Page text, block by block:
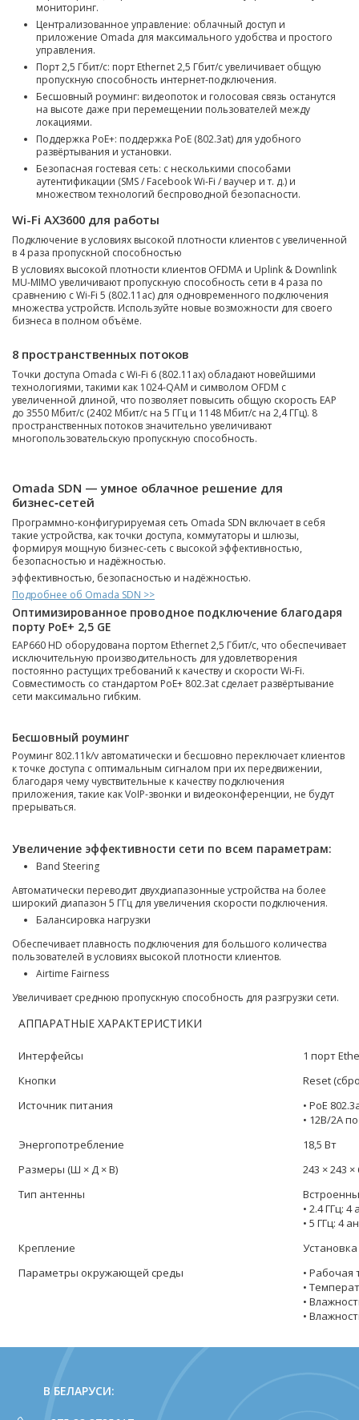
мониторинг.
Централизованное управление: облачный доступ и
приложение Omada для максимального удобства и простого
управления.
Порт 2,5 Гбит/с: порт Ethernet 2,5 Гбит/с увеличивает общую
пропускную способность интернет-подключения.
Бесшовный роуминг: видеопоток и голосовая связь останутся
на высоте даже при перемещении пользователей между
локациями.
Поддержка PoE+: поддержка PoE (802.3at) для удобного
развёртывания и установки.
Безопасная гостевая сеть: с несколькими способами
аутентификации (SMS / Facebook Wi-Fi / ваучер и т. д.) и
множеством технологий беспроводной безопасности.
Wi-Fi AX3600 для работы
Подключение в условиях высокой плотности клиентов с увеличенной
в 4 раза пропускной способностью
В условиях высокой плотности клиентов OFDMA и Uplink & Downlink
MU-MIMO увеличивают пропускную способность сети в 4 раза по
сравнению с Wi-Fi 5 (802.11ac) для одновременного подключения
множества устройств. Используйте новые возможности для своего
бизнеса в полном объёме.
8 пространственных потоков
Точки доступа Omada с Wi-Fi 6 (802.11ax) обладают новейшими
технологиями, такими как 1024‑QAM и символом OFDM с
увеличенной длиной, что позволяет повысить общую скорость EAP
до 3550 Мбит/с (2402 Мбит/с на 5 ГГц и 1148 Мбит/с на 2,4 ГГц). 8
пространственных потоков значительно увеличивают
многопользовательскую пропускную способность.
Omada SDN — умное облачное решение для
бизнес‑сетей
Программно-конфигурируемая сеть Omada SDN включает в себя
такие устройства, как точки доступа, коммутаторы и шлюзы,
формируя мощную бизнес‑сеть с высокой эффективностью,
безопасностью и надёжностью.
эффективностью, безопасностью и надёжностью.
Подробнее об Omada SDN >>
Оптимизированное проводное подключение благодаря
порту PoE+ 2,5 GE
EAP660 HD оборудована портом Ethernet 2,5 Гбит/с, что обеспечивает
исключительную производительность для удовлетворения
постоянно растущих требований к качеству и скорости Wi-Fi.
Совместимость со стандартом PoE+ 802.3at сделает развёртывание
сети максимально гибким.
Бесшовный роуминг
Роуминг 802.11k/v автоматически и бесшовно переключает клиентов
к точке доступа с оптимальным сигналом при их передвижении,
благодаря чему чувствительные к качеству подключения
приложения, такие как VoIP-звонки и видеоконференции, не будут
прерываться.
Увеличение эффективности сети по всем параметрам:
Band Steering
Автоматически переводит двухдиапазонные устройства на более
широкий диапазон 5 ГГц для увеличения скорости подключения.
Балансировка нагрузки
Обеспечивает плавность подключения для большого количества
пользователей в условиях высокой плотности клиентов.
Airtime Fairness
Увеличивает среднюю пропускную способность для разгрузки сети.
АППАРАТНЫЕ ХАРАКТЕРИСТИКИ
Интерфейсы
1 порт
Кнопки
Reset
Источник питания
• PoE
• 12В/2A
Энергопотребление
18,5 Вт
Размеры (Ш × Д × В)
243 × 243
Тип антенны
• 2.4 ГГц:
• 5 ГГц: 4
Крепление
Параметры окружающей среды
• Рабочая
•
•
•
В БЕЛАРУСИ: